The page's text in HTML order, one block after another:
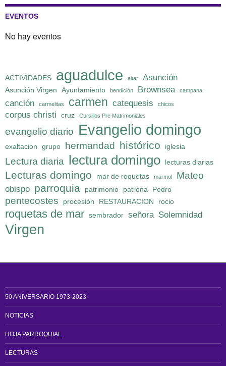
EVENTOS
No hay eventos
ACTIVIDADES aguadulce altar Asunción
Asunción Virgen Ayuntamiento bendición Brownsea campana
canción carmelitas carmen catequesis chicos
corpus christi cruz Cursillos Pre Matrimoniales
evangelio diario Evangelio domingo
exaltacion grupo hermandad histórico iglesia
Lectura diaria lectura domingo lecturas diarias
Lecturas domingo mar de roquetas marmol Mateo
obispo parroquia patrimonio patrona Pedro
pentecostes procesión RESTAURACION rocio
roquetas de mar sembrador señora Solemnidad
Virgen
50 ANIVERSARIO 1973-2023
NOTICIAS
HOJA PARROQUIAL
LECTURAS